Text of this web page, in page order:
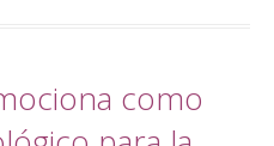
como